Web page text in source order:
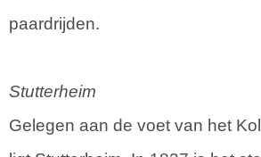
paardrijden.
Stutterheim
Gelegen aan de voet van het